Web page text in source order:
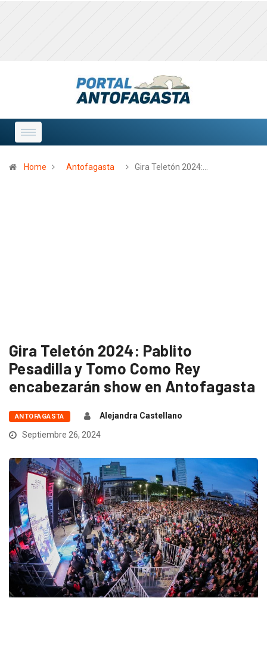
Home Antofagasta Gira Teletón 2024:…
Gira Teletón 2024: Pablito
Pesadilla y Tomo Como Rey
encabezarán show en Antofagasta
ANTOFAGASTA
Alejandra Castellano
Septiembre 26, 2024